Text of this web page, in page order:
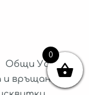
Общи Условия
връщане
0